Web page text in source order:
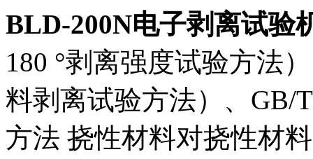
BLD-200N电子剥离试验
180 °剥离强度试验方法
料剥离试验方法）、GB/
方法 挠性材料对挠性材